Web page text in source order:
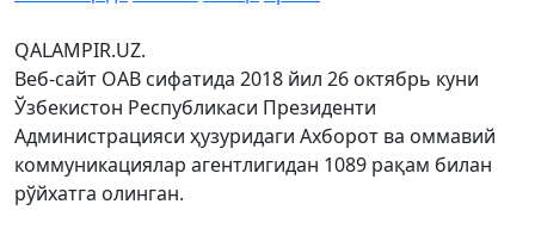
QALAMPIR.UZ.
Веб-сайт ОАВ сифатида 2018 йил 26 октябрь куни
Ўзбекистон Республикаси Президенти
Администрацияси ҳузуридаги Ахборот ва оммавий
коммуникациялар агентлигидан 1089 рақам билан
рўйхатга олинган.